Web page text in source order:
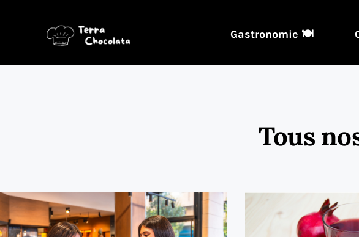
Gastronomie 🍽️
Tous